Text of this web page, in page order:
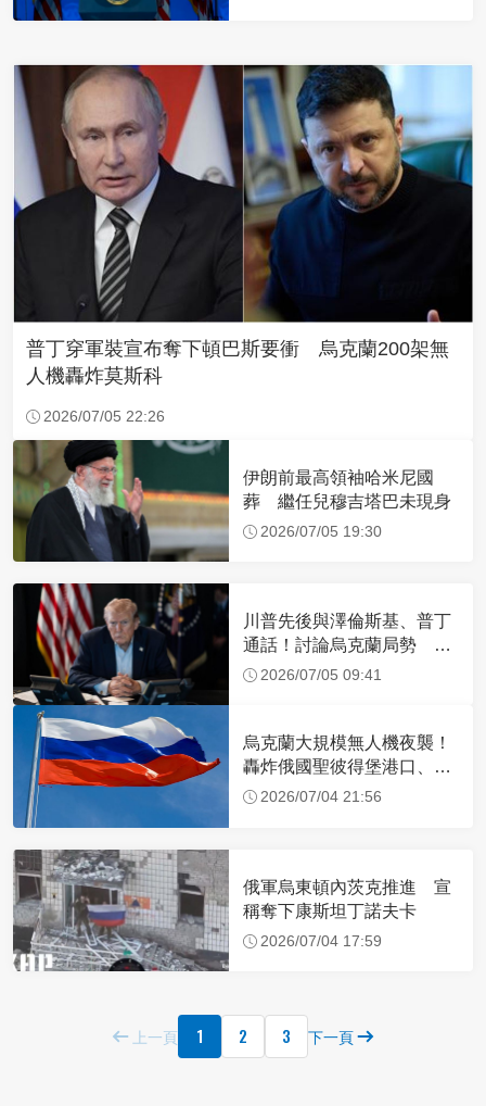
普丁穿軍裝宣布奪下頓巴斯要衝 烏克蘭200架無
人機轟炸莫斯科
2026/07/05 22:26
伊朗前最高領袖哈米尼國
葬 繼任兒穆吉塔巴未現身
2026/07/05 19:30
川普先後與澤倫斯基、普丁
通話！討論烏克蘭局勢 談
話內容曝光
2026/07/05 09:41
烏克蘭大規模無人機夜襲！
轟炸俄國聖彼得堡港口、石
油設施
2026/07/04 21:56
俄軍烏東頓內茨克推進 宣
稱奪下康斯坦丁諾夫卡
2026/07/04 17:59
上一頁 1 2 3 下一頁